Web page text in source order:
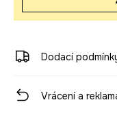
Dodací
Vrácení a